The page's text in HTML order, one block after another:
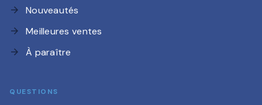
arrow_forward Nouveautés
arrow_forward Meilleures ventes
arrow_forward À paraître
QUESTIONS